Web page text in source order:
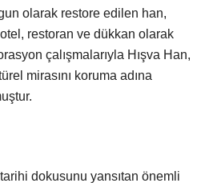
olarak restore edilen han,
otel, restoran ve dükkan olarak
çalışmalarıyla Hışva Han,
mirasını koruma adına
dokusunu yansıtan önemli